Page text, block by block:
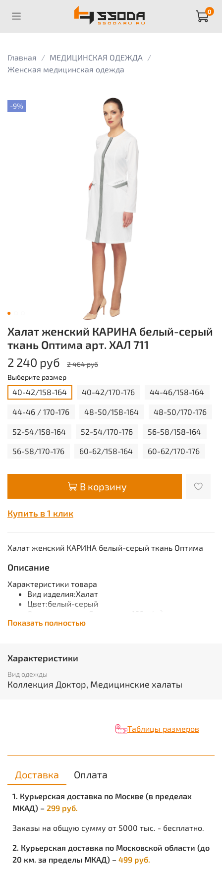
0
Главная
МЕДИЦИНСКАЯ ОДЕЖДА
Женская медицинская одежда
-9%
Халат женский КАРИНА белый-серый
ткань Оптима арт. ХАЛ 711
2 240 руб
2 464 руб
Выберите размер
40-42/158-164 40-42/170-176 44-46/158-164
44-46 / 170-176 48-50/158-164 48-50/170-176
52-54/158-164 52-54/170-176 56-58/158-164
56-58/170-176 60-62/158-164 60-62/170-176
В корзину
Купить в 1 клик
Халат женский КАРИНА белый-серый ткань Оптима
Описание
Характеристики товара
Вид изделия:Халат
Цвет:белый-серый
Основная ткань:Оптима, пл.160 г/м²
Состав:35%виск.65%ПЭ
Защитные свойства
• центральная бортовая застёжка на кнопки
плечевых швов
• спинке с рельефами от плечевых швов
• спинка с хлястиком по линии талии с застёжкой на
кнопки, для регулировки объёма
• с боковыми карманами с наклонным входом и с
• рукава втачные, длинные, с регулировкой внизу
на кнопки
Показать полностью
Характеристики
Вид одежды
Коллекция Доктор, Медицинские халаты
Таблицы размеров
Доставка Оплата
1. Курьерская доставка по Москве (в пределах
МКАД) – 299 руб.
Заказы на общую сумму от 5000 тыс. - бесплатно.
2. Курьерская доставка по Московской области (до
20 км. за пределы МКАД) – 499 руб.